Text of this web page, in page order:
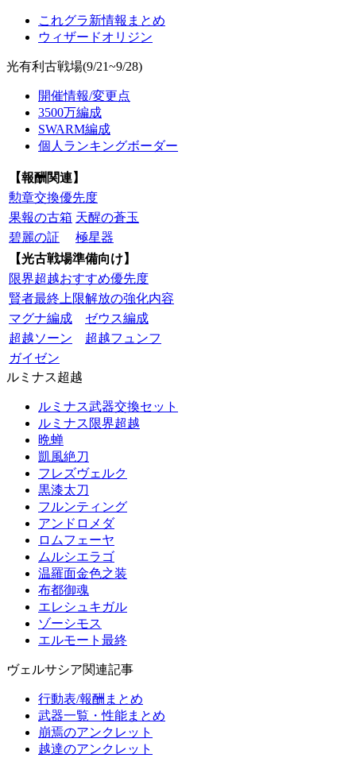
これグラ新情報まとめ
ウィザードオリジン
光有利古戦場(9/21~9/28)
開催情報/変更点
3500万編成
SWARM編成
個人ランキングボーダー
【報酬関連】
勲章交換優先度
果報の古箱 天醒の蒼玉
碧麗の証
極星器
【光古戦場準備向け】
限界超越おすすめ優先度
賢者最終上限解放の強化内容
マグナ編成
ゼウス編成
超越ソーン
超越フュンフ
ガイゼン
ルミナス超越
ルミナス武器交換セット
ルミナス限界超越
晩蝉
凱風絶刀
フレズヴェルク
黒漆太刀
フルンティング
アンドロメダ
ロムフェーヤ
ムルシエラゴ
温羅面金色之装
布都御魂
エレシュキガル
ゾーシモス
エルモート最終
ヴェルサシア関連記事
行動表/報酬まとめ
武器一覧・性能まとめ
崩焉のアンクレット
越達のアンクレット